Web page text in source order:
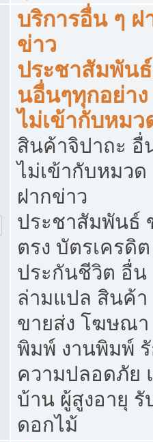
บริการอื่น ๆ ฝ
ข่าว
ประชาสัมพัน
นอื่นๆทุกอย่า
ไม่เข้ากับหมว
สินค้าจิปาถะ อื่
ไม่เข้ากับหมวด
ฝากข่าว
ประชาสัมพันธ์
ตรง บัตรเครดิต
ประกันชีวิต อื่น
ล่ามแปล สินค้า
ขายส่ง โฆษณา
พิมพ์ งานพิมพ์
ความปลอดภัย
บ้าน ผู้สูงอายุ รั
ดอกไม้